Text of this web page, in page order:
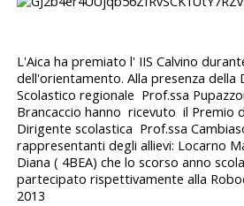
L'Aica ha premiato l' IIS Calvino
dell'orientamento. Alla presenza
Scolastico regionale Prof.ssa
Brancaccio hanno ricevuto il Premio
Dirigente scolastica Prof.ssa
rappresentanti degli allievi: Locarno
Diana ( 4BEA) che lo scorso anno
partecipato rispettivamente alla
2013